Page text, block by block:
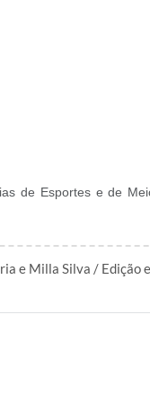
de Esportes e de
e Milla Silva / Edição